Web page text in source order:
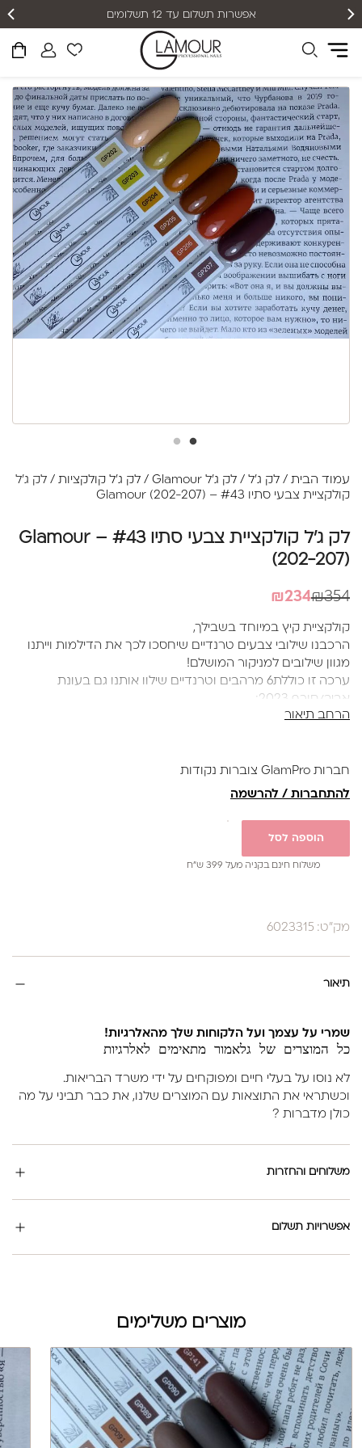
אפשרות תשלום עד 12 תשלומים
עמוד הבית / לק ג'ל / לק ג'ל Glamour / לק ג׳ל קולקציות / לק ג'ל
קולקציית צבעי סתיו #43 – Glamour (202-207)
לק ג'ל קולקציית צבעי סתיו #43 – Glamour
(202-207)
₪354
המחיר
היה:
₪354.
₪234המחיר
הוא:
₪234.
קולקציית קיץ במיוחד בשבילך,
הרכבנו שילובי צבעים טרנדיים שיחסכו לכך את הדילמות וייתנו
מגוון שילובים למניקור המושלם!
ערכה זו כוללת6 מרהבים וטרנדיים שילוו אותנו גם בעונת
אביב/חורף 2023:
הרחב תיאור
חברות GlamPro צוברות נקודות
להתחברות / להרשמה
הוספה לסל
משלוח חינם בקניה מעל 399 ש”ח
מק"ט: 6023315
תיאור
שמרי על עצמך ועל הלקוחות שלך מהאלרגיות!
כל המוצרים של גלאמור מתאימים לאלרגיות
לא נוסו על בעלי חיים ומפוקחים על ידי משרד הבריאות.
וכשתראי את התוצאות עם המוצרים שלנו, את כבר תביני על מה
כולן מדברות ?
משלוחים והחזרות
אפשרויות תשלום
מוצרים משלימים